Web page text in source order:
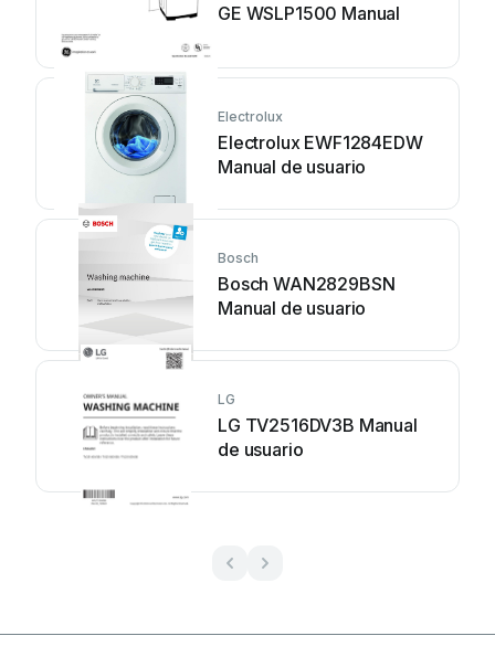
GE WSLP1500 Manual
Electrolux
Electrolux EWF1284EDW
Manual de usuario
Bosch
Bosch WAN2829BSN
Manual de usuario
LG
LG TV2516DV3B Manual
de usuario